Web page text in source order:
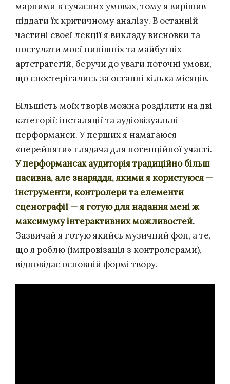
марними в сучасних умовах, тому я вирішив
піддати їх критичному аналізу. В останній
частині своєї лекції я викладу висновки та
постулати моєї нинішніх та майбутніх
артстратегій, беручи до уваги поточні умови,
що спостерігались за останні кілька місяців.
Більшість моїх творів можна розділити на дві
категорії: інсталяції та аудіовізуальні
перформанси. У перших я намагаюся
«перейняти» глядача для потенційної участі.
У перформансах аудиторія традиційно більш
пасивна, але знаряддя, якими я користуюся —
інструменти, контролери та елементи
сценографії — я готую для надання мені ж
максимуму інтерактивних можливостей.
Зазвичай я готую якийсь музичний фон, а те,
що я роблю (імпровізація з контролерами),
відповідає основній формі твору.